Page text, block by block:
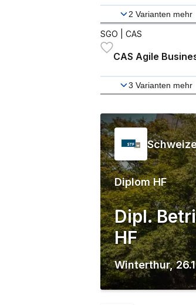
2 Varianten mehr
SGO | CAS
CAS Agile
3 Varianten mehr
Diplom HF
Dipl.
HF
Winterthur,